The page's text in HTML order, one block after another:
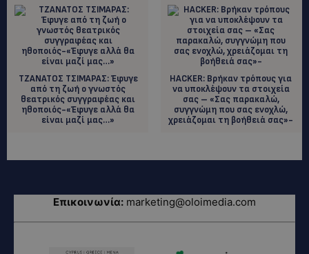
TZANΑΤΟΣ ΤΣΙΜΑΡΑΣ: Έφυγε
από τη ζωή ο γνωστός
θεατρικός συγγραφέας και
ηθοποιός-«Έφυγε αλλά θα
είναι μαζί μας…»
HACKER: Βρήκαν τρόπους για
να υποκλέψουν τα στοιχεία
σας – «Σας παρακαλώ,
συγγνώμη που σας ενοχλώ,
χρειάζομαι τη βοήθειά σας»-
Επικοινωνία: marketing@oloimedia.com